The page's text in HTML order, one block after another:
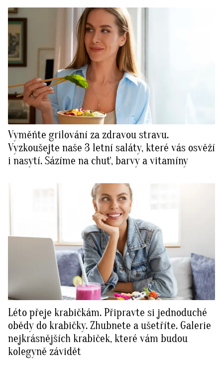
Vyměňte grilování za zdravou stravu.
Vyzkoušejte naše 3 letní saláty, které vás osvěží
i nasytí. Sázíme na chuť, barvy a vitamíny
Léto přeje krabičkám. Připravte si jednoduché
obědy do krabičky. Zhubnete a ušetříte. Galerie
nejkrásnějších krabiček, které vám budou
kolegyně závidět